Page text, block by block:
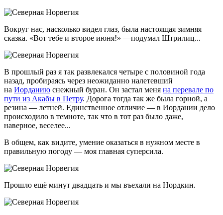
Вокруг нас, насколько видел глаз, была настоящая зимняя
сказка. «Вот тебе и второе июня!» —подумал Штрилиц...
В прошлый раз я так развлекался четыре с половиной года
назад, пробираясь через неожиданно налетевший
на Иорданию снежный буран. Он застал меня на перевале по
пути из Акабы в Петру. Дорога тогда так же была горной, а
резина — летней. Единственное отличие — в Иордании дело
происходило в темноте, так что в тот раз было даже,
наверное, веселее...
В общем, как видите, умение оказаться в нужном месте в
правильную погоду — моя главная суперсила.
Прошло ещё минут двадцать и мы въехали на Нордкин.